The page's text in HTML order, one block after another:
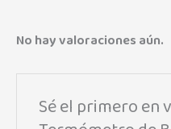
No hay valoraciones aún.
Sé el primero en